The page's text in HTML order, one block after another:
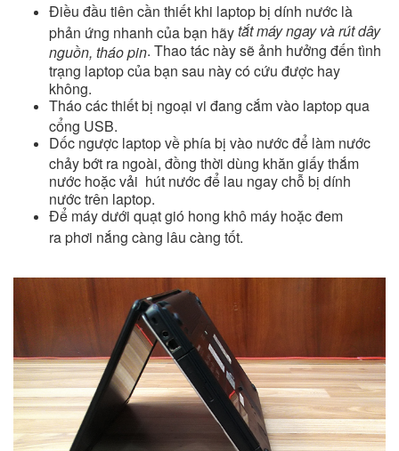
Điều đầu tiên cần thiết khi laptop bị dính nước là
phản ứng nhanh của bạn hãy tắt máy ngay và rút dây
nguồn, tháo pin. Thao tác này sẽ ảnh hưởng đến tình
trạng laptop của bạn sau này có cứu được hay
không.
Tháo các thiết bị ngoại vi đang cắm vào laptop qua
cổng USB.
Dốc ngược laptop về phía bị vào nước để làm nước
chảy bớt ra ngoài, đồng thời dùng khăn giấy thắm
nước hoặc vải hút nước để lau ngay chỗ bị dính
nước trên laptop.
Để máy dưới quạt gió hong khô máy hoặc đem
ra phơi nắng càng lâu càng tốt.